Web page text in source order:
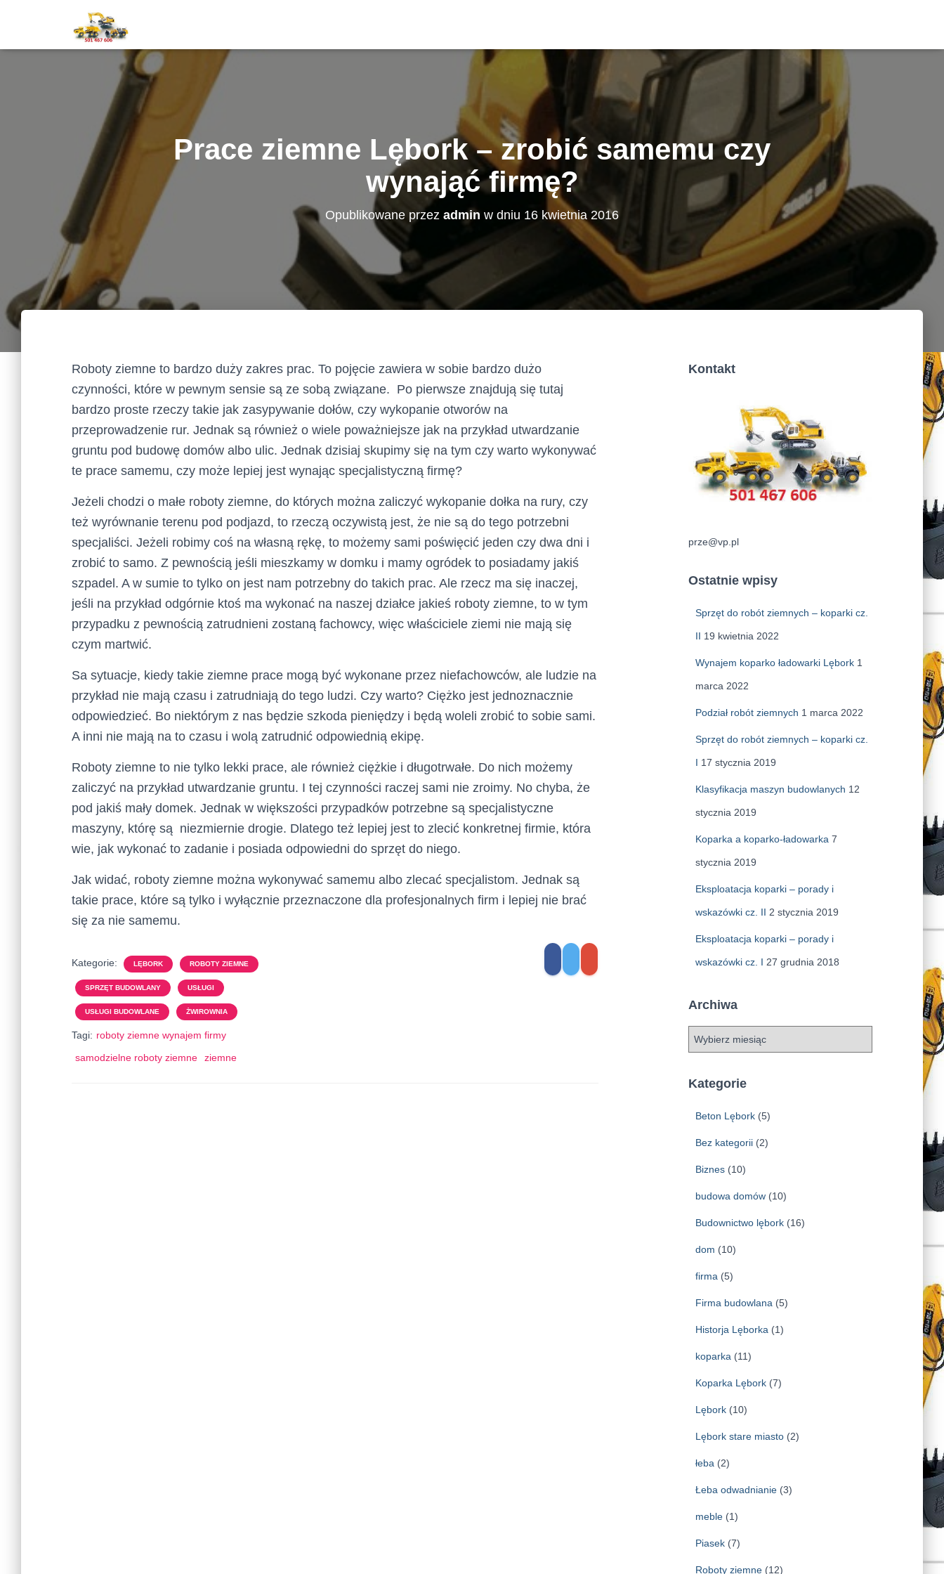
Prace ziemne Lębork – zrobić samemu czy
wynająć firmę?
Opublikowane przez admin w dniu 16 kwietnia 2016
Roboty ziemne to bardzo duży zakres prac. To pojęcie zawiera w sobie bardzo dużo
czynności, które w pewnym sensie są ze sobą związane. Po pierwsze znajdują się tutaj
bardzo proste rzeczy takie jak zasypywanie dołów, czy wykopanie otworów na
przeprowadzenie rur. Jednak są również o wiele poważniejsze jak na przykład utwardzanie
gruntu pod budowę domów albo ulic. Jednak dzisiaj skupimy się na tym czy warto wykonywać
te prace samemu, czy może lepiej jest wynając specjalistyczną firmę?
Jeżeli chodzi o małe roboty ziemne, do których można zaliczyć wykopanie dołka na rury, czy
też wyrównanie terenu pod podjazd, to rzeczą oczywistą jest, że nie są do tego potrzebni
specjaliści. Jeżeli robimy coś na własną rękę, to możemy sami poświęcić jeden czy dwa dni i
zrobić to samo. Z pewnością jeśli mieszkamy w domku i mamy ogródek to posiadamy jakiś
szpadel. A w sumie to tylko on jest nam potrzebny do takich prac. Ale rzecz ma się inaczej,
jeśli na przykład odgórnie ktoś ma wykonać na naszej działce jakieś roboty ziemne, to w tym
przypadku z pewnością zatrudnieni zostaną fachowcy, więc właściciele ziemi nie mają się
czym martwić.
Sa sytuacje, kiedy takie ziemne prace mogą być wykonane przez niefachowców, ale ludzie na
przykład nie mają czasu i zatrudniają do tego ludzi. Czy warto? Ciężko jest jednoznacznie
odpowiedzieć. Bo niektórym z nas będzie szkoda pieniędzy i będą woleli zrobić to sobie sami.
A inni nie mają na to czasu i wolą zatrudnić odpowiednią ekipę.
Roboty ziemne to nie tylko lekki prace, ale również ciężkie i długotrwałe. Do nich możemy
zaliczyć na przykład utwardzanie gruntu. I tej czynności raczej sami nie zroimy. No chyba, że
pod jakiś mały domek. Jednak w większości przypadków potrzebne są specjalistyczne
maszyny, którę są niezmiernie drogie. Dlatego też lepiej jest to zlecić konkretnej firmie, która
wie, jak wykonać to zadanie i posiada odpowiedni do sprzęt do niego.
Jak widać, roboty ziemne można wykonywać samemu albo zlecać specjalistom. Jednak są
takie prace, które są tylko i wyłącznie przeznaczone dla profesjonalnych firm i lepiej nie brać
się za nie samemu.
Kategorie: LĘBORK ROBOTY ZIEMNE
SPRZĘT BUDOWLANY USŁUGI
USŁUGI BUDOWLANE ŻWIROWNIA
Tagi: roboty ziemne wynajem firmy
samodzielne roboty ziemne
ziemne
Kontakt
prze@vp.pl
Ostatnie wpisy
Sprzęt do robót ziemnych – koparki cz.
II 19 kwietnia 2022
Wynajem koparko ładowarki Lębork 1
marca 2022
Podział robót ziemnych 1 marca 2022
Sprzęt do robót ziemnych – koparki cz.
I 17 stycznia 2019
Klasyfikacja maszyn budowlanych 12
stycznia 2019
Koparka a koparko-ładowarka 7
stycznia 2019
Eksploatacja koparki – porady i
wskazówki cz. II 2 stycznia 2019
Eksploatacja koparki – porady i
wskazówki cz. I 27 grudnia 2018
Archiwa
h
Kategorie
Beton Lębork(5)
Bez kategorii(2)
Biznes(10)
budowa domów(10)
Budownictwo lębork(16)
dom (10)
firma (5)
Firma budowlana (5)
Historja Lęborka (1)
koparka (11)
Koparka Lębork(7)
Lębork(10)
Lębork stare miasto(2)
łeba (2)
Łeba odwadnianie(3)
meble(1)
Piasek(7)
Roboty ziemne(12)